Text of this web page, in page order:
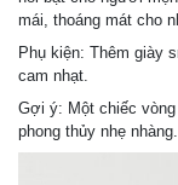
mái, thoáng mát cho
Phụ kiện: Thêm giày
cam nhạt.
Gợi ý: Một chiếc
phong thủy nhẹ nhàng.